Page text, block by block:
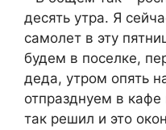
десять утра. Я
самолет в эту
будем в поселке,
деда, утром опять
отпразднуем в
так решил и это